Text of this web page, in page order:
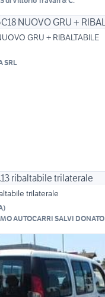
GRU + RIBALTABILE
SRL
trilaterale
)
AUTOCARRI SALVI DONATO